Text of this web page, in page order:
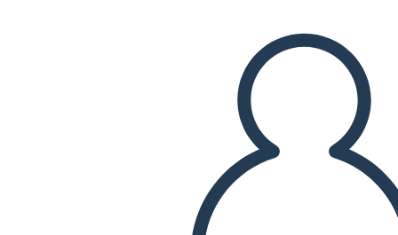
REPRODUCIRAJ DIJAPROJEKCIJU
ČITAJ MI